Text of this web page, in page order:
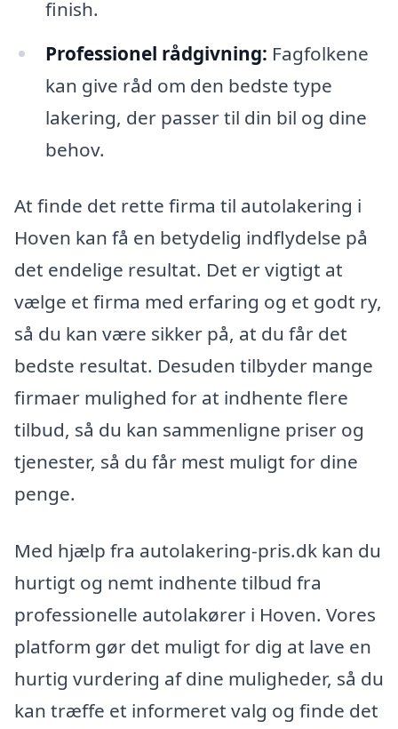
finish.
Professionel rådgivning: Fagfolkene
kan give råd om den bedste type
lakering, der passer til din bil og dine
behov.
At finde det rette firma til autolakering i
Hoven kan få en betydelig indflydelse på
det endelige resultat. Det er vigtigt at
vælge et firma med erfaring og et godt ry,
så du kan være sikker på, at du får det
bedste resultat. Desuden tilbyder mange
firmaer mulighed for at indhente flere
tilbud, så du kan sammenligne priser og
tjenester, så du får mest muligt for dine
penge.
Med hjælp fra autolakering-pris.dk kan du
hurtigt og nemt indhente tilbud fra
professionelle autolakører i Hoven. Vores
platform gør det muligt for dig at lave en
hurtig vurdering af dine muligheder, så du
kan træffe et informeret valg og finde det